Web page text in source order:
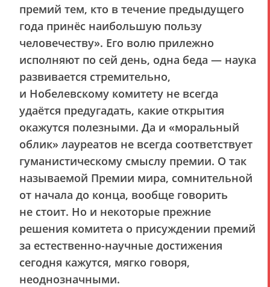
премий тем, кто в течение предыдущего
года принёс наибольшую пользу
человечеству». Его волю прилежно
исполняют по сей день, одна беда — наука
развивается стремительно,
и Нобелевскому комитету не всегда
удаётся предугадать, какие открытия
окажутся полезными. Да и «моральный
облик» лауреатов не всегда соответствует
гуманистическому смыслу премии. О так
называемой Премии мира, сомнительной
от начала до конца, вообще говорить
не стоит. Но и некоторые прежние
решения комитета о присуждении премий
за естественно-научные достижения
сегодня кажутся, мягко говоря,
неоднозначными.